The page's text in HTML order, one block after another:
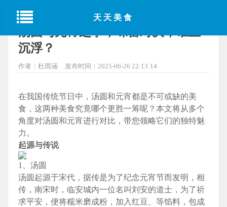
天天美食
当前位置：
沉浮？
作者：杜雨涵 发布时间：2025-06-26 22:13:14
在我国传统节日中，汤圆和元宵都是不可或缺的美
食，这两种美食究竟哪个更胜一筹呢？本文将从多个
角度对汤圆和元宵进行对比，带您领略它们的独特魅
力。
起源与传说
1、汤圆
汤圆起源于宋代，据传是为了纪念元宵节而发明，相
传，南宋时，临安城内一位名叫刘安的道士，为了祈
求平安，便将糯米磨成粉，加入红豆、等馅料，包成